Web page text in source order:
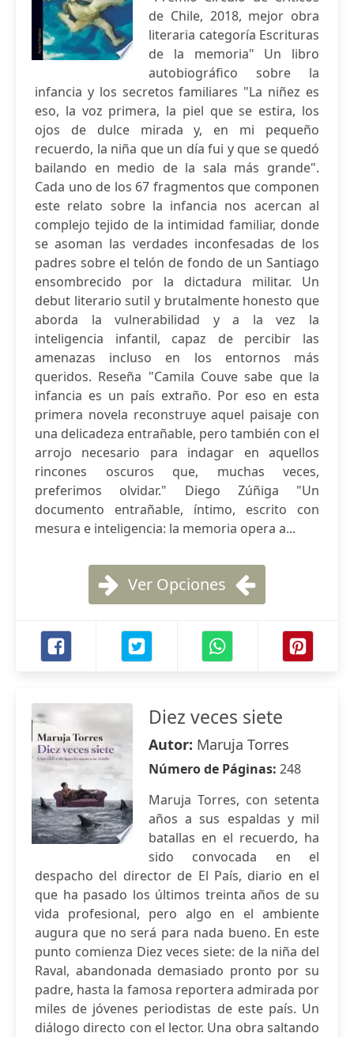
de Chile, 2018, mejor obra
literaria categoría Escrituras
de la memoria" Un libro
autobiográfico sobre la
infancia y los secretos familiares "La niñez es
eso, la voz primera, la piel que se estira, los
ojos de dulce mirada y, en mi pequeño
recuerdo, la niña que un día fui y que se quedó
bailando en medio de la sala más grande".
Cada uno de los 67 fragmentos que componen
este relato sobre la infancia nos acercan al
complejo tejido de la intimidad familiar, donde
se asoman las verdades inconfesadas de los
padres sobre el telón de fondo de un Santiago
ensombrecido por la dictadura militar. Un
debut literario sutil y brutalmente honesto que
aborda la vulnerabilidad y a la vez la
inteligencia infantil, capaz de percibir las
amenazas incluso en los entornos más
queridos. Reseña "Camila Couve sabe que la
infancia es un país extraño. Por eso en esta
primera novela reconstruye aquel paisaje con
una delicadeza entrañable, pero también con el
arrojo necesario para indagar en aquellos
rincones oscuros que, muchas veces,
preferimos olvidar." Diego Zúñiga "Un
documento entrañable, íntimo, escrito con
mesura e inteligencia: la memoria opera a...
Ver Opciones
Diez veces siete
Autor: Maruja Torres
Número de Páginas: 248
Maruja Torres, con setenta
años a sus espaldas y mil
batallas en el recuerdo, ha
sido convocada en el
despacho del director de El País, diario en el
que ha pasado los últimos treinta años de su
vida profesional, pero algo en el ambiente
augura que no será para nada bueno. En este
punto comienza Diez veces siete: de la niña del
Raval, abandonada demasiado pronto por su
padre, hasta la famosa reportera admirada por
miles de jóvenes periodistas de este país. Un
diálogo directo con el lector. Una obra saltando